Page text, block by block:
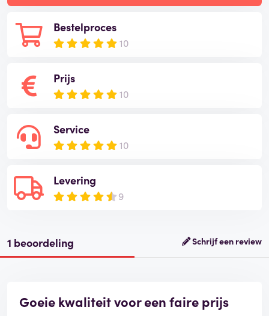
Bestelproces
10
Prijs
10
Service
10
Levering
9
1 beoordeling Schrijf een review
Goeie kwaliteit voor een faire prijs